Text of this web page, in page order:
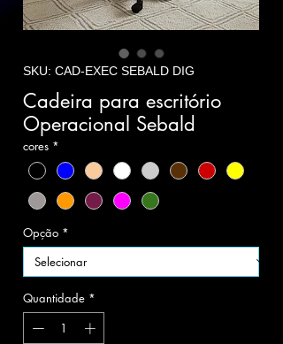
SKU: CAD-EXEC SEBALD DIG
Cadeira para escritório
Operacional Sebald
cores *
Opção *
Quantidade *